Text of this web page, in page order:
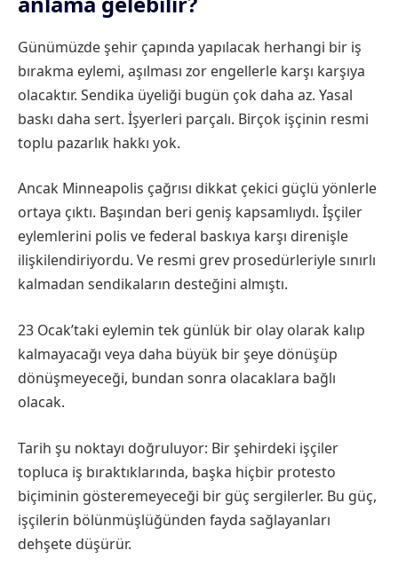
Günümüzde şehir çapında yapılacak herhangi bir iş
bırakma eylemi, aşılması zor engellerle karşı karşıya
olacaktır. Sendika üyeliği bugün çok daha az. Yasal
baskı daha sert. İşyerleri parçalı. Birçok işçinin resmi
toplu pazarlık hakkı yok.
Ancak Minneapolis çağrısı dikkat çekici güçlü yönlerle
ortaya çıktı. Başından beri geniş kapsamlıydı. İşçiler
eylemlerini polis ve federal baskıya karşı direnişle
ilişkilendiriyordu. Ve resmi grev prosedürleriyle sınırlı
kalmadan sendikaların desteğini almıştı.
23 Ocak’taki eylemin tek günlük bir olay olarak kalıp
kalmayacağı veya daha büyük bir şeye dönüşüp
dönüşmeyeceği, bundan sonra olacaklara bağlı
olacak.
Tarih şu noktayı doğruluyor: Bir şehirdeki işçiler
topluca iş bıraktıklarında, başka hiçbir protesto
biçiminin gösteremeyeceği bir güç sergilerler. Bu güç,
işçilerin bölünmüşlüğünden fayda sağlayanları
dehşete düşürür.